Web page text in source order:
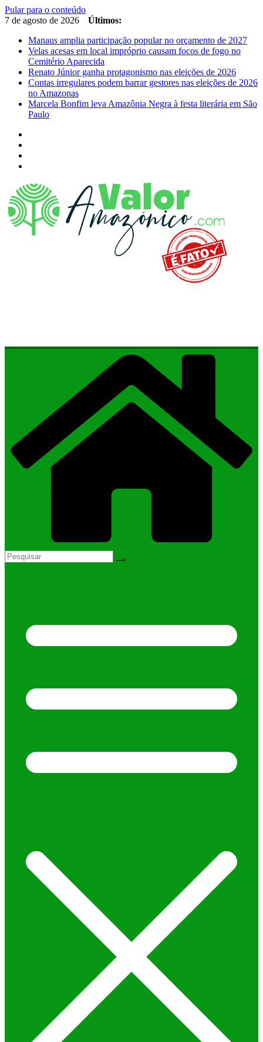
Pular para o conteúdo
7 de agosto de 2026
Últimos:
Manaus amplia participação popular no orçamento de 2027
Velas acesas em local impróprio causam focos de fogo no
Cemitério Aparecida
Renato Júnior ganha protagonismo nas eleições de 2026
Contas irregulares podem barrar gestores nas eleições de 2026
no Amazonas
Marcela Bonfim leva Amazônia Negra à festa literária em São
Paulo